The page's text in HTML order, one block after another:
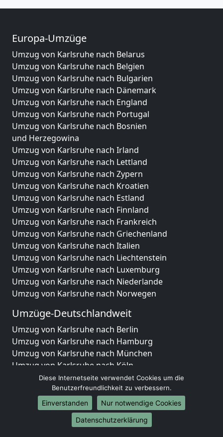
Europa-Umzüge
Umzug von Karlsruhe nach Belarus
Umzug von Karlsruhe nach Belgien
Umzug von Karlsruhe nach Bulgarien
Umzug von Karlsruhe nach Dänemark
Umzug von Karlsruhe nach England
Umzug von Karlsruhe nach Portugal
Umzug von Karlsruhe nach Bosnien
und Herzegowina
Umzug von Karlsruhe nach Irland
Umzug von Karlsruhe nach Lettland
Umzug von Karlsruhe nach Zypern
Umzug von Karlsruhe nach Kroatien
Umzug von Karlsruhe nach Estland
Umzug von Karlsruhe nach Finnland
Umzug von Karlsruhe nach Frankreich
Umzug von Karlsruhe nach Griechenland
Umzug von Karlsruhe nach Italien
Umzug von Karlsruhe nach Liechtenstein
Umzug von Karlsruhe nach Luxemburg
Umzug von Karlsruhe nach Niederlande
Umzug von Karlsruhe nach Norwegen
Umzüge-Deutschlandweit
Umzug von Karlsruhe nach Berlin
Umzug von Karlsruhe nach Hamburg
Umzug von Karlsruhe nach München
Umzug von Karlsruhe nach Köln
Umzug von Karlsruhe nach Frankfurt am Main
Umzug von Karlsruhe nach Stuttgart
Umzug von Karlsruhe nach Düsseldorf
Umzug von Karlsruhe nach Leipzig
Umzug von Karlsruhe nach Dortmund
Diese Internetseite verwendet Cookies um die
Benutzerfreundlichkeit zu verbessern.
Einverstanden
Nur notwendige Cookies
Datenschutzerklärung